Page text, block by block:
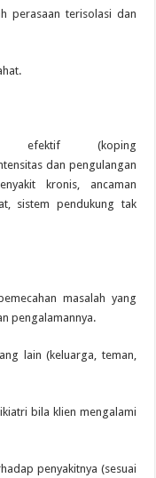
perasaan terisolasi dan
(koping
dan pengulangan
kronis, ancaman
sistem pendukung tak
masalah yang
pengalamannya.
lain (keluarga, teman,
bila klien mengalami
penyakitnya (sesuai